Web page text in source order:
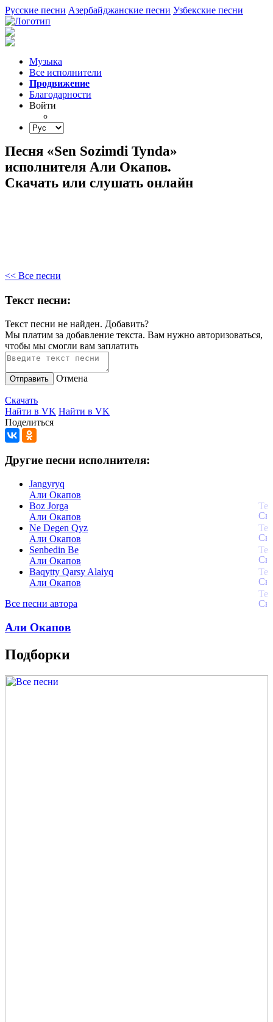
Русские песни Азербайджанские песни Узбекские песни
Музыка
Все исполнители
Продвижение
Благодарности
Войти
Песня «Sen Sozimdi Tynda»
исполнителя Али Окапов.
Скачать или слушать онлайн
<< Все песни
Текст песни:
Текст песни не найден. Добавить?
Мы платим за добавление текста. Вам нужно авторизоваться,
чтобы мы смогли вам заплатить
Отправить Отмена
Скачать
Найти в VK Найти в VK
Поделиться
Другие песни исполнителя:
Jangyryq
Али Окапов
Boz Jorga
Али Окапов
Ne Degen Qyz
Али Окапов
Senbedin Be
Али Окапов
Baqytty Qarsy Alaiyq
Али Окапов
Все песни автора
Али Окапов
Подборки